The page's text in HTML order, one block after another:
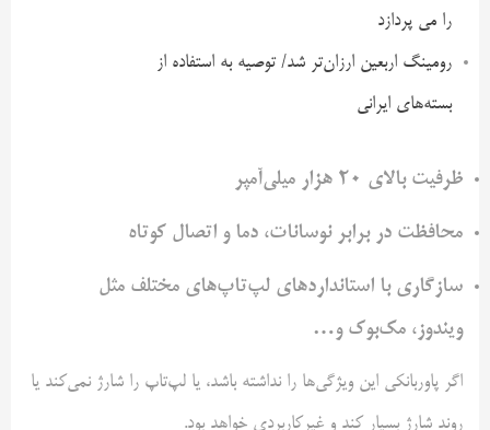
را می پردازد
رومینگ اربعین ارزان‌تر شد/ توصیه به استفاده از
بسته‌های ایرانی
ظرفیت بالای 20 هزار میلی‌آمپر
محافظت در برابر نوسانات، دما و اتصال کوتاه
سازگاری با استانداردهای لپ‌تاپ‌های مختلف مثل
ویندوز، مک‌بوک و…
اگر پاوربانکی این ویژگی‌ها را نداشته باشد، یا لپ‌تاپ را شارژ نمی‌کند یا
روند شارژ بسیار کند و غیرکاربردی خواهد بود.